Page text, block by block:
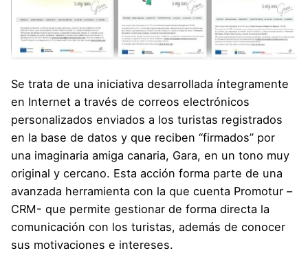
Se trata de una iniciativa desarrollada íntegramente
en Internet a través de correos electrónicos
personalizados enviados a los turistas registrados
en la base de datos y que reciben “firmados” por
una imaginaria amiga canaria, Gara, en un tono muy
original y cercano. Esta acción forma parte de una
avanzada herramienta con la que cuenta Promotur –
CRM- que permite gestionar de forma directa la
comunicación con los turistas, además de conocer
sus motivaciones e intereses.